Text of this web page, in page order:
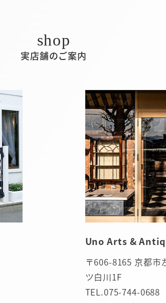
実店舗のご案内
Uno Arts &
〒606-8165 京都市
ツ白川1F
TEL.075-744-0688